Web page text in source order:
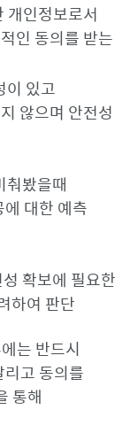
개인정보로서
인 동의를 받는
이 있고
않으며 안전성
춰봤을때
대한 예측
확보에 필요한
하여 판단
는 반드시
고 동의를
통해